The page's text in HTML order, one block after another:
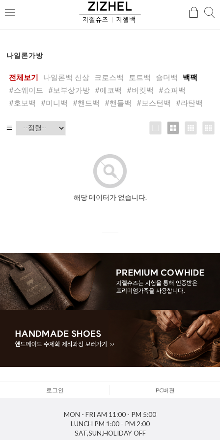
메
검
나일론가방
전체보기 나일론백 신상 크로스백 토트백 숄더백
백팩
#스웨이드
#보부상가방 #에코백 #버킷백
#쇼퍼백
#호보백
#미니백 #핸드백 #핸들백 #보스턴백 #라탄백
해당 데이터가 없습니다.
로그인 PC버젼
MON - FRI AM 11:00 - PM 5:00
LUNCH PM 1:00 - PM 2:00
SAT,SUN,HOLIDAYOFF